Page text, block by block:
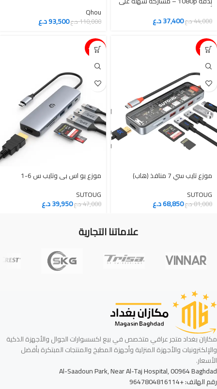
أي شاشة
44,000د.ع37,400د.ع
Qhou
110,000د.ع93,500د.ع
15%-
موزع تايب سي 7 منافذ (هاب)
SUTOUG
81,000د.ع68,850د.ع
15%-
موزع يو اس بي وتايب س 6-1
SUTOUG
47,000د.ع39,950د.ع
علاماتنا التجارية
مكازان بغداد متجر عراقي متخصص في بيع اكسسوارات الجوال والأجهزة الذكية
والإلكترونيات والأجهزة المنزلية وأجهزة المطبخ والمنتجات المبتكرة بأفضل
الأسعار.
Al-Saadoun Park, Near Al-Taj Hospital, 00964 Baghdad
رقم الهاتف: +9647804816114